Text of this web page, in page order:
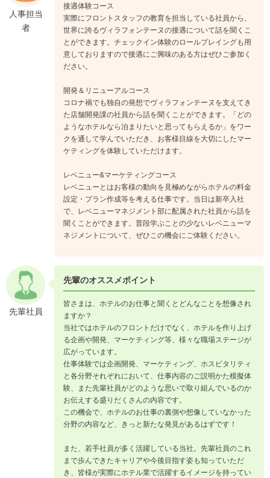
人事担当
者
接遇体験コース
実際にフロントスタッフの教育を担当している社員から、
世界に誇るヴィラフォンテーヌの接遇について話を聞くこ
とができます。チェックイン体験のロールプレイングも用
意しておりますので接遇にご興味のある方はぜひご参加く
ださい。
開発＆リニューアルコース
コロナ禍でも独自の発想でヴィラフォンテーヌを支えてき
た店舗開発課の社員から話を聞くことができます。「どの
ようなホテルなら泊まりたいと思ってもらえるか」をワー
クを通して学んでいただき、お客様目線を大切にしたマー
ケティングを体験していただけます。
レベニュー&マーケティングコース
レベニューとはお客様の動向を見極めながらホテルの料金
設定・プラン作成等を考える仕事です。当日は新卒入社
で、レベニューマネジメント部に配属された社員から話を
聞くことができます。普段学ぶことの少ないレベニューマ
ネジメントについて、ぜひこの機会にご体験ください。
先輩社員
先輩のオススメポイント
皆さまは、ホテルのお仕事と聞くとどんなことを想像され
ますか？
当社ではホテルのフロントだけでなく、ホテルを作り上げ
る企画や開発、マーケティング等、様々な職場ステージが
広がっています。
仕事体験では企画開発、マーケティング、ホスピタリティ
と各分野それぞれにおいて、仕事内容のご説明かた模擬体
験、また先輩社員がどのような思いで取り組んでいるのか
お伝えする盛りだくさんの内容です。
この機会で、ホテルのお仕事の裏側や想像していなかった
分野の内容など、きっと新たな発見があるはずです！
また、若手社員が多く活躍している当社。先輩社員のこれ
まで歩んできたキャリアや今後目指す姿も知っていただ
き、皆様が実際にホテル業で活躍するイメージを持ってい